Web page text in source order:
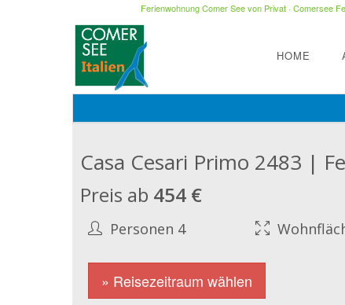
Ferienwohnung Comer See von Privat· Comersee
HOME
Casa Cesari Primo 2483 |
Preis ab 454 €
Personen 4
» Reisezeitraum wählen